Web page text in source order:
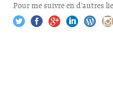
Pour me suivre en d'autres